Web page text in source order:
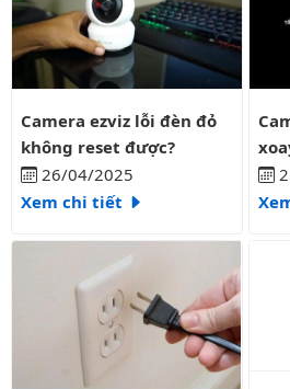
Camera ezviz lỗi đèn đỏ không reset
Camera ezviz lỗi đèn đỏ
không reset được?
26/04/2025
Xem chi tiết